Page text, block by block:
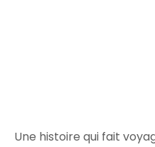
Une histoire qui fait